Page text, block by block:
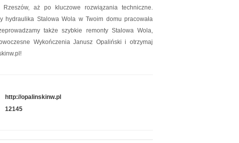
aż po kluczowe rozwiązania techniczne.
hydraulika Stalowa Wola w Twoim domu pracowała
także szybkie remonty Stalowa Wola,
Wykończenia Janusz Opaliński i otrzymaj
http://opalinskinw.pl
12145